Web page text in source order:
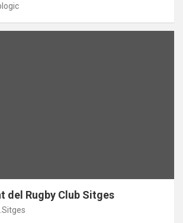
del Rugby Club Sitges